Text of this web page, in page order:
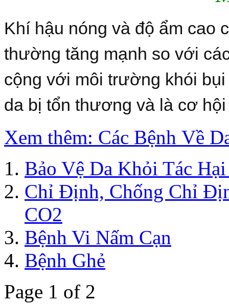
Khí hậu nóng và độ ẩm cao
thường tăng mạnh so với
cộng với môi trường khói
da bị tổn thương và là cơ
Xem thêm: Các Bệnh Về
Bảo Vệ Da Khỏi Tác
Chỉ Định, Chống Chỉ
CO2
Bệnh Vi Nấm Cạn
Bệnh Ghẻ
Page 1 of 2